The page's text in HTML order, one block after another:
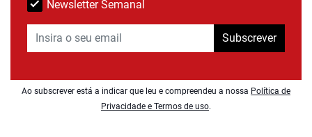
Newsletter Semanal
Subscrever
Ao subscrever está a indicar que leu e compreendeu a nossa Política de
Privacidade e Termos de uso.